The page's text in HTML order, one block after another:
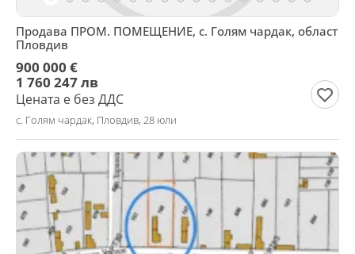
Продава ПРОМ. ПОМЕЩЕНИЕ, с. Голям чардак, област
Пловдив
900 000 €
1 760 247 лв
Цената е без ДДС
с. Голям чардак, Пловдив, 28 юли